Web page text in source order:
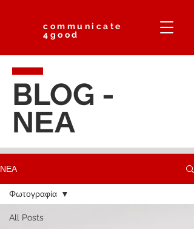
communicate
4good
BLOG -
ΝΕΑ
ΝΕΑ
All Posts
Φωτογραφία